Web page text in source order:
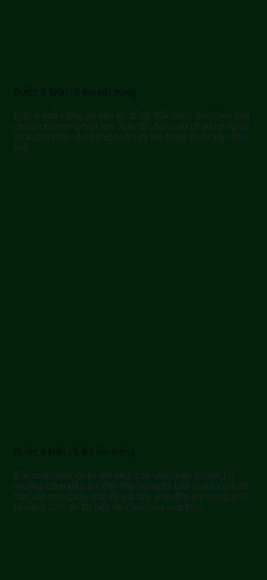
Bước 3 Trộn cà tím với trứng
Đập 4 quả trứng gà vào tô, dùng đũa đánh đều theo một
chiều cho trứng hòa tan. Sau đó, bạn cho phần trứng gà
vừa đánh tan vào trong phần cà tím trong tô rồi trộn đều
lên.
Bước 4 Nấu cà tím với trứng
Bắc một chiếc chảo lên bếp, cho vào chảo khoảng 3
muỗng canh dầu ăn, đợi dầu nóng thì bạn cho cà tím đã
trộn với trứng vào đảo đều ở lửa vừa đến khi trứng chín
khoảng 50% thì tắt bếp để chảo qua một bên.